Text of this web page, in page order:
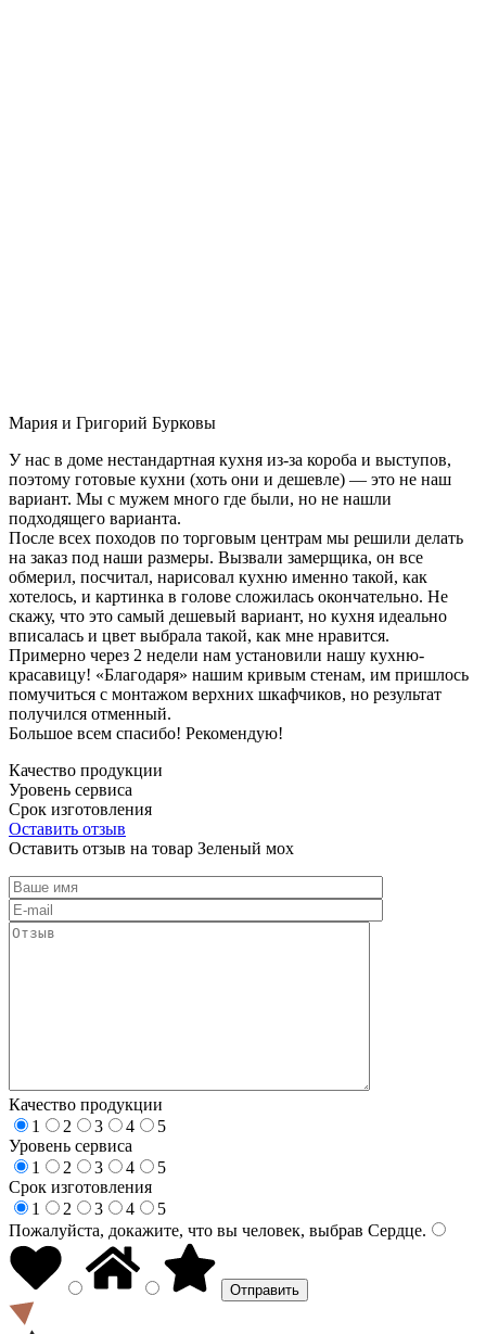
Мария и Григорий Бурковы
У нас в доме нестандартная кухня из-за короба и выступов,
поэтому готовые кухни (хоть они и дешевле) — это не наш
вариант. Мы с мужем много где были, но не нашли
подходящего варианта.
После всех походов по торговым центрам мы решили делать
на заказ под наши размеры. Вызвали замерщика, он все
обмерил, посчитал, нарисовал кухню именно такой, как
хотелось, и картинка в голове сложилась окончательно. Не
скажу, что это самый дешевый вариант, но кухня идеально
вписалась и цвет выбрала такой, как мне нравится.
Примерно через 2 недели нам установили нашу кухню-
красавицу! «Благодаря» нашим кривым стенам, им пришлось
помучиться с монтажом верхних шкафчиков, но результат
получился отменный.
Большое всем спасибо! Рекомендую!
Качество продукции
Уровень сервиса
Срок изготовления
Оставить отзыв
Оставить отзыв на товар Зеленый мох
Качество продукции
1
2 3 4
5
Уровень сервиса
1
2 3 4
5
Срок изготовления
1
2 3 4
5
Пожалуйста, докажите, что вы человек, выбрав Сердце.